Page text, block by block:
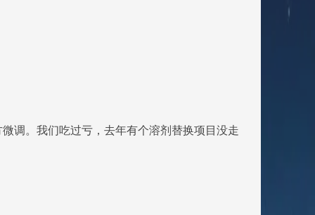
调。我们吃过亏，去年有个溶剂替换项目没走